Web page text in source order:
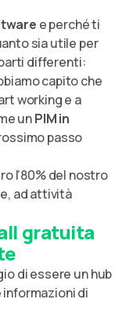
e perché ti
sia utile per
differenti:
capito che
working e a
unPIM in
passo
l’80% del nostro
ad attività
gratuita
di essere un hub
di